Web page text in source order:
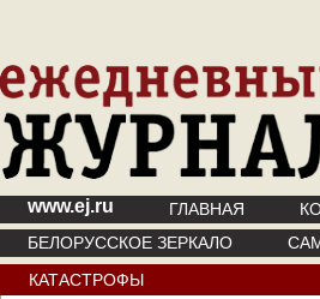
www.ej.ru ГЛАВНАЯ
БЕЛОРУССКОЕ ЗЕРКАЛО
КАТАСТРОФЫ